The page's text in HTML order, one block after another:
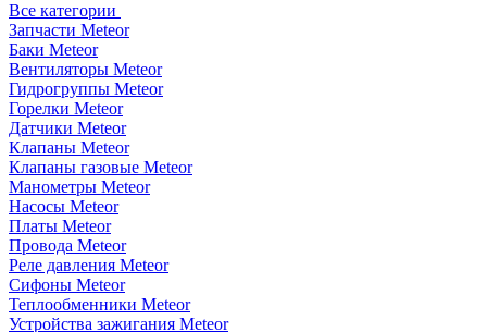
Все категории
Запчасти Meteor
Баки Meteor
Вентиляторы Meteor
Гидрогруппы Meteor
Горелки Meteor
Датчики Meteor
Клапаны Meteor
Клапаны газовые Meteor
Манометры Meteor
Насосы Meteor
Платы Meteor
Провода Meteor
Реле давления Meteor
Сифоны Meteor
Теплообменники Meteor
Устройства зажигания Meteor